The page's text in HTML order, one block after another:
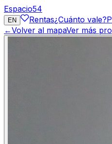
Espacio54
EN Rentas¿Cuánto vale?
←Volver al mapaVer más